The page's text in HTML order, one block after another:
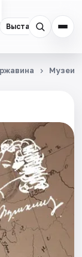
Выставки
Музеи